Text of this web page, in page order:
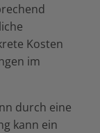
Kosten
im
durch eine
kann ein